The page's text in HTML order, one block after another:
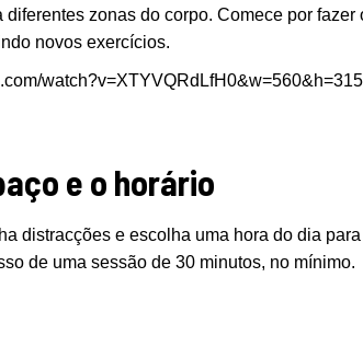
zonas do corpo. Comece por fazer
novos exercícios.
watch?v=XTYVQRdLfH0&w=560&h=315]
e o horário
distracções e escolha uma hora do dia para
de uma sessão de 30 minutos, no mínimo.